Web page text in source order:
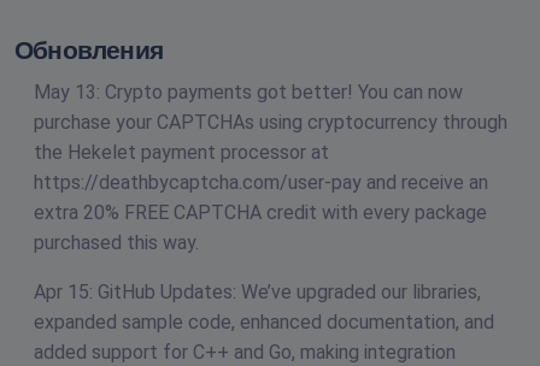
Обновления
May 13: Crypto payments got better! You can now
purchase your CAPTCHAs using cryptocurrency through
the Hekelet payment processor at
https://deathbycaptcha.com/user-pay and receive an
extra 20% FREE CAPTCHA credit with every package
purchased this way.
Apr 15: GitHub Updates: We’ve upgraded our libraries,
expanded sample code, enhanced documentation, and
added support for C++ and Go, making integration